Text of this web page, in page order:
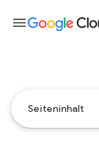
Seiteninhalt
menu